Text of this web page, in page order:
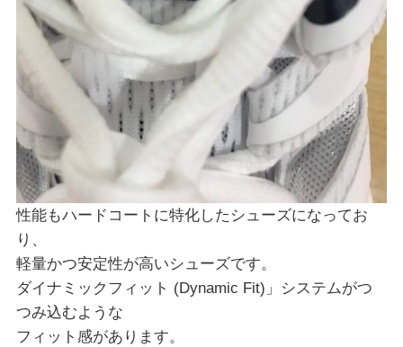
性能もハードコートに特化したシューズになってお
り、
軽量かつ安定性が高いシューズです。
ダイナミックフィット (Dynamic Fit)」システムがつ
つみ込むような
フィット感があります。